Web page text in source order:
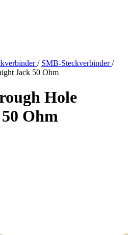
/ SMB-Steckverbinder/
Jack 50 Ohm
Hole
Ohm